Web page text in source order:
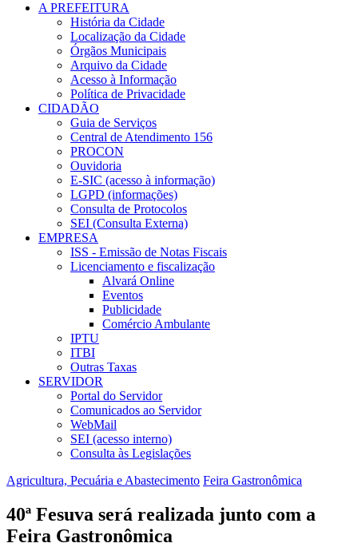
A PREFEITURA
História da Cidade
Localização da Cidade
Órgãos Municipais
Arquivo da Cidade
Acesso à Informação
Política de Privacidade
CIDADÃO
Guia de Serviços
Central de Atendimento 156
PROCON
Ouvidoria
E-SIC (acesso à informação)
LGPD (informações)
Consulta de Protocolos
SEI (Consulta Externa)
EMPRESA
ISS - Emissão de Notas Fiscais
Licenciamento e fiscalização
Alvará Online
Eventos
Publicidade
Comércio Ambulante
IPTU
ITBI
Outras Taxas
SERVIDOR
Portal do Servidor
Comunicados ao Servidor
WebMail
SEI (acesso interno)
Consulta às Legislações
Agricultura, Pecuária e Abastecimento Feira Gastronômica
40ª Fesuva será realizada junto com a
Feira Gastronômica